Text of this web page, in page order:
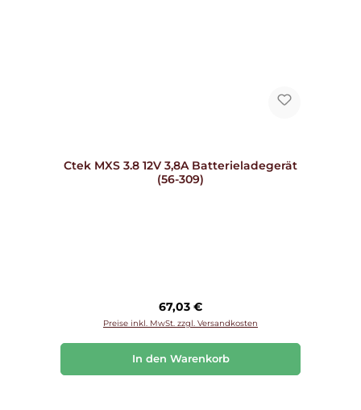
Ctek MXS 3.8 12V 3,8A Batterieladegerät
(56-309)
Regulärer Preis:
67,03 €
Preise inkl. MwSt. zzgl. Versandkosten
In den Warenkorb